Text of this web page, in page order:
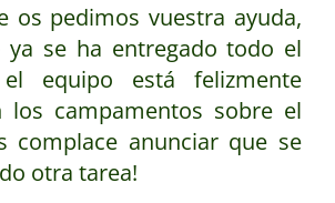
os pedimos vuestra ayuda,
ya se ha entregado todo el
equipo está felizmente
los campamentos sobre el
complace anunciar que se
otra tarea!